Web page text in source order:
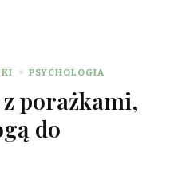
PSYCHOLOGIA
porażkami,
do